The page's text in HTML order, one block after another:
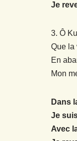
Je
3. Ô
Que la
En
Mon
Dans
Je
Avec